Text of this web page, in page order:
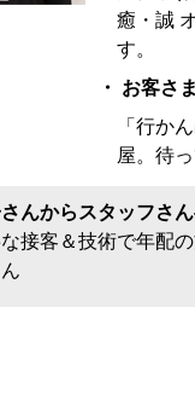
癒・誠
す。
・ お客さ
「行か
屋。待
んからスタッフさ
接客＆技術で年配